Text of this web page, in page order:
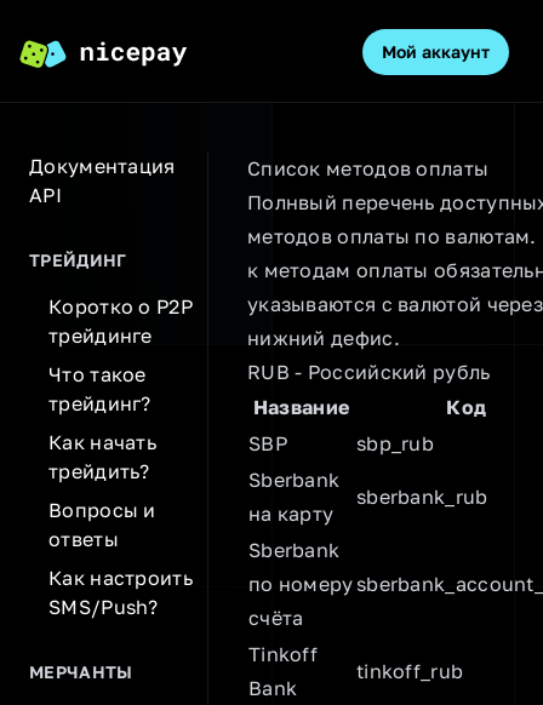
Мой аккаунт
Документация
API
ТРЕЙДИНГ
Коротко о P2P
трейдинге
Что такое
трейдинг?
Как начать
трейдить?
Вопросы и
ответы
Как настроить
SMS/Push?
МЕРЧАНТЫ
Список методов оплаты
Полнвый перечень
методов оплаты по
к методам оплаты
указываются с валютой через
нижний дефис.
RUB - Российский рубль
Название
Код
SBP
sbp_rub
Sberbank
на карту
sberbank_rub
Sberbank
по номеру
счёта
Tinkoff
Bank
tinkoff_rub